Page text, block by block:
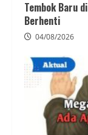
Tembok Baru
Berhenti
04/08/2026